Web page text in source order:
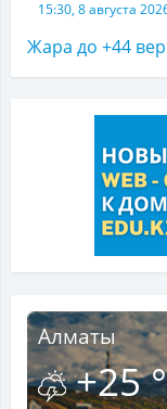
15:30, 8 августа
Жара до +44
Алматы
+25